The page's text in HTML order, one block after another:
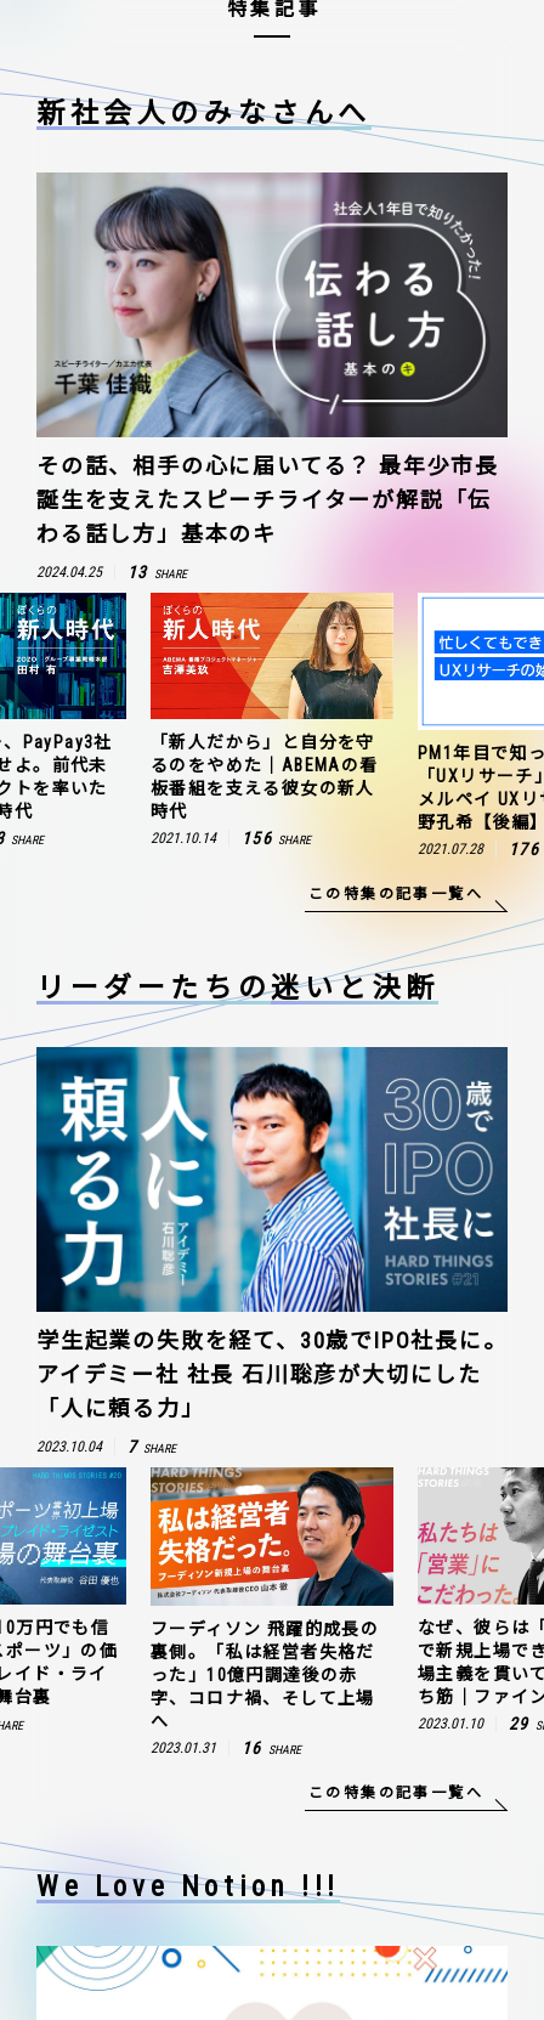
特集記事
新社会人のみなさんへ
その話、相手の心に届いてる？ 最年少市長
誕生を支えたスピーチライターが解説「伝
わる話し方」基本のキ
2024.04.25 13 SHARE
PayPay3社
よ。前代未
トを率いた
代
SHARE
「新人だから」と自分を守
るのをやめた｜ABEMAの看
板番組を支える彼女の新人
時代
2021.10.14 156 SHARE
PM1年目で知
「UXリサー
メルペイ UX
野孔希【後編
2021.07.28 176
この特集の記事一覧へ
リーダーたちの迷いと決断
学生起業の失敗を経て、30歳でIPO社長に。
アイデミー社 社長 石川聡彦が大切にした
「人に頼る力」
2023.10.04 7 SHARE
万円でも信
ーツ」の価
イド・ライ
台裏
フーディソン 飛躍的成長の
裏側。「私は経営者失格だ
った」10億円調達後の赤
字、コロナ禍、そして上場
へ
2023.01.31 16 SHARE
なぜ、彼らは
で新規上場で
場主義を貫い
ち筋｜ファイ
2023.01.10 29
この特集の記事一覧へ
We Love Notion !!!